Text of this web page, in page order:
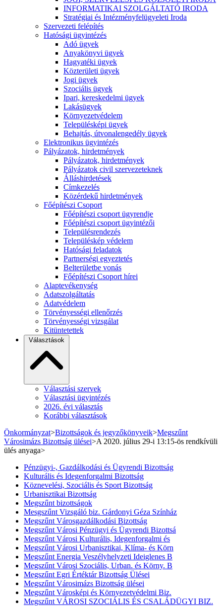
INFORMATIKAI SZOLGÁLTATÓ IRODA
Stratégiai és Intézményfelügyeleti Iroda
Szervezeti felépítés
Hatósági ügyintézés
Adó ügyek
Anyakönyvi ügyek
Hagyatéki ügyek
Közterületi ügyek
Jogi ügyek
Szociális ügyek
Ipari, kereskedelmi ügyek
Lakásügyek
Környezetvédelem
Településképi ügyek
Behajtás, útvonalengedély ügyek
Elektronikus ügyintézés
Pályázatok, hirdetmények
Pályázatok, hirdetmények
Pályázatok civil szervezeteknek
Álláshirdetések
Címkezelés
Közérdekű hirdetmények
Főépítészi Csoport
Főépítészi csoport ügyrendje
Főépítészi csoport ügyintézői
Településrendezés
Településkép védelem
Hatósági feladatok
Partnerségi egyeztetés
Belterületbe vonás
Főépítészi Csoport hírei
Alaptevékenység
Adatszolgáltatás
Adatvédelem
Törvényességi ellenőrzés
Törvényességi vizsgálat
Kitüntetettek
Választások
Választási szervek
Választási ügyintézés
2026. évi választás
Korábbi választások
Önkormányzat>Bizottságok és jegyzőkönyveik>Megszűnt
Városimázs Bizottság ülései>A 2020. július 29-i 13:15-ös rendkívüli
ülés anyaga>
Pénzügyi-, Gazdálkodási és Ügyrendi Bizottság
Kulturális és Idegenforgalmi Bizottság
Köznevelési, Szociális és Sport Bizottság
Urbanisztikai Bizottság
Megszűnt bizottságok
Mesgszűnt Vizsgáló biz. Gárdonyi Géza Színház
Megszűnt Városgazdálkodási Bizottság
Megszűnt Városi Pénzügyi és Ügyrendi Bizottsá
Megszűnt Városi Kulturális, Idegenforgalmi és
Megszűnt Városi Urbanisztikai, Klíma- és Körn
Megszűnt Energia Veszélyhelyzeti Ideiglenes B
Megszűnt Városi Szociális, Urban. és Körny. B
Megszűnt Egri Értéktár Bizottság Ülései
Megszűnt Városimázs Bizottság ülései
Megszűnt Városképi és Környezetvédelmi Biz.
Megszűnt VÁROSI SZOCIÁLIS ÉS CSALÁDÜGYI BIZ.